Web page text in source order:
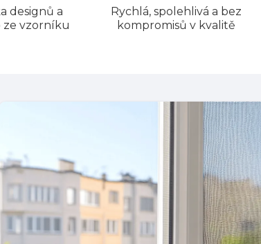
designů a
ze vzorníku
Rychlá, spolehlivá a bez
kompromisů v kvalitě